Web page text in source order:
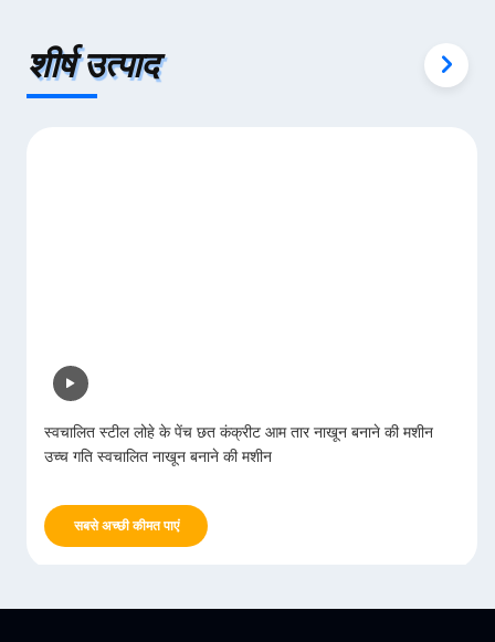
शीर्ष उत्पाद
स्वचालित स्टील लोहे के पेंच छत कंक्रीट आम तार नाखून बनाने की मशीन
उच्च गति स्वचालित नाखून बनाने की मशीन
सबसे अच्छी कीमत पाएं